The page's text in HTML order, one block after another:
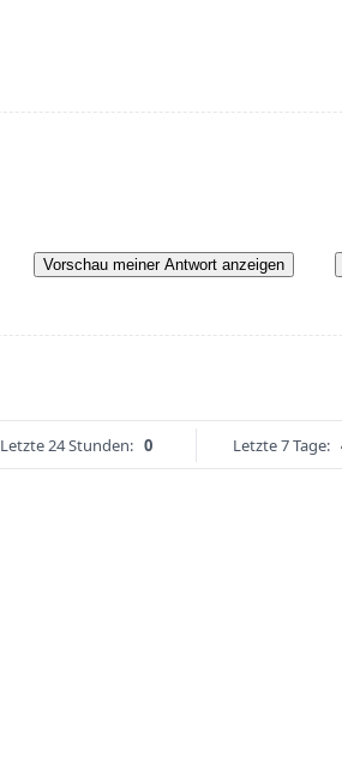
Vorschau meiner Antwort anzeigen
Letzte 24 Stunden: 0 Letzte 7 Tage: